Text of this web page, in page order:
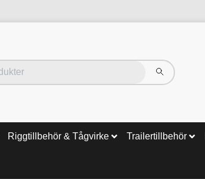
Riggtillbehör & Tågvirke Trailertillbehör